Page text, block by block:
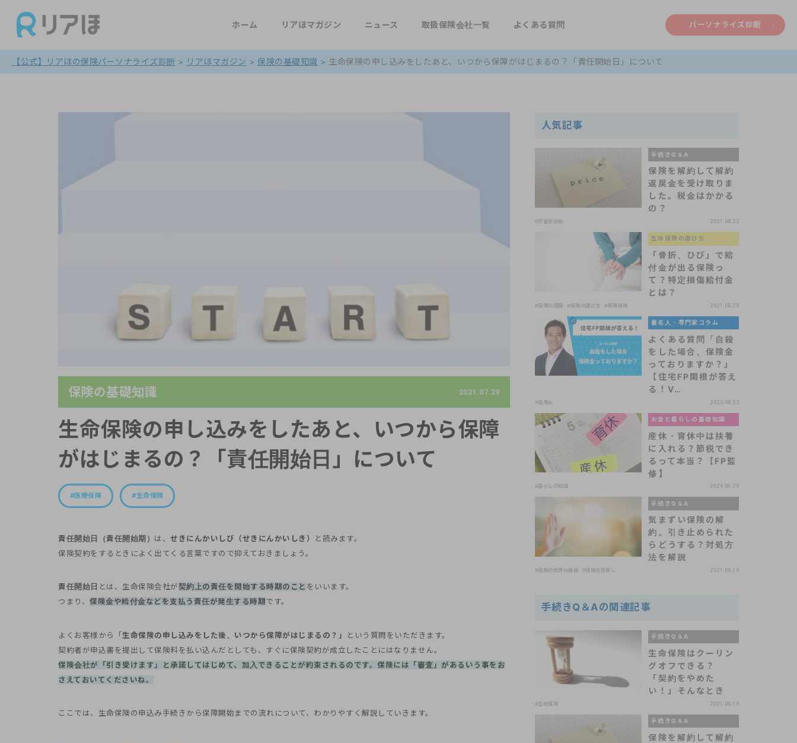
ホーム リアほマガジン ニュース 取扱保険会社一覧 よくある質問 パーソナライズ診断
【公式】リアほの保険パーソナライズ診断 > リアほマガジン > 保険の基礎知識 > 生命保険の申し込みをしたあと、いつから保障がはじまるの？「責任開始日」について
保険の基礎知識 2021.07.29
生命保険の申し込みをしたあと、いつから保障
がはじまるの？「責任開始日」について
医療保険 生命保険
責任開始日（責任開始期） は、 せきにんかいしび（せきにんかいしき）
と読みます。
保険契約をするときによく出てくる言葉ですので抑えておきましょう。
責任開始日 とは、生命保険会社が契約上の責任を開始する時期のこと をいいます。
つまり、 保険金や給付金などを支払う責任が発生する時期 です。
よくお客様から「 生命保険の申し込みをした後、いつから保障がはじまるの？」
という質問をいただきます。
契約者が申込書を提出して保険料を払い込んだとしても、すぐに保険契約が成立したことにはなりません。
保険会社が「引き受けます」と承諾してはじめて、加入できることが約束されるのです。保険には「審査」があるいう事をお
さえておいてくださいね。
ここでは、生命保険の申込み手続きから保障開始までの流れについて、わかりやすく解説していきます。
人気記事
手続きQ＆A
保険を解約して解約
返戻金を受け取りま
した。税金はかかる
の？
#貯蓄型保険 2021.08.22
生命保険の選び方
「骨折、ひび」で給
付金が出る保険っ
て？特定損傷給付金
とは？
#保険の種類 #保険の選び方 #医療保険 2021.08.20
著名人・専門家コラム
よくある質問「自殺
をした場合、保険金
っておりますか？」
【住宅FP関根が答え
る！V…
#保険金 2023.08.23
お金と暮らしの基礎知識
産休・育休中は扶養
に入れる？節税でき
るって本当？【FP監
修】
#暮らしの知識 2024.05.29
手続きQ＆A
気まずい保険の解
約。引き止められた
らどうする？対処方
法を解説
#保険の世界は複雑 #保険の見直し 2021.08.19
手続きQ＆Aの関連記事
手続きQ＆A
生命保険はクーリン
グオフできる？
「契約をやめた
い！」そんなとき
#生命保険 2021.08.19
手続きQ＆A
保険を解約して解約